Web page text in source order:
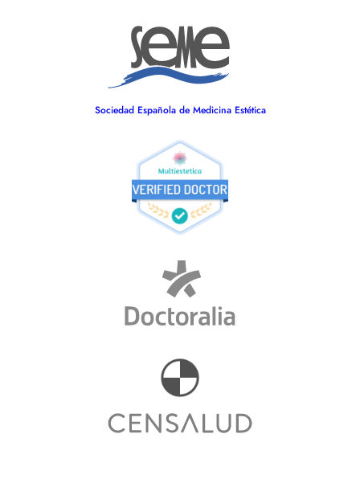
Sociedad Española de Medicina Estética